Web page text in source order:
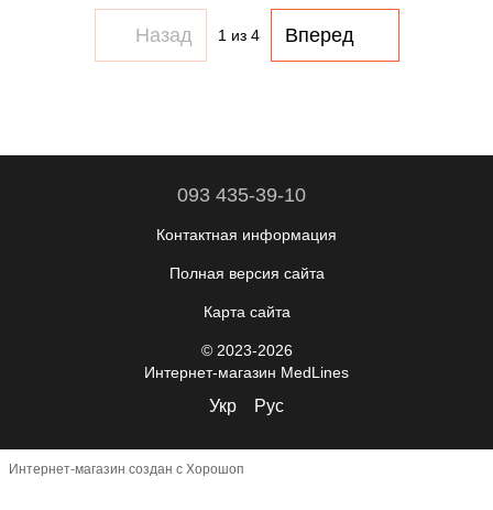
Назад 1из 4 Вперед
093 435-39-10
Контактная информация
Полная версия сайта
Карта сайта
© 2023-2026
Интернет-магазин MedLines
Укр Рус
Интернет-магазин создан с Хорошоп